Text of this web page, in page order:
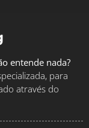
entende nada?
para
através do